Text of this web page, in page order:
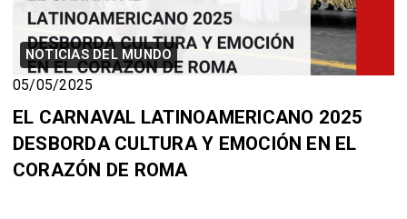
NOTICIAS DEL MUNDO
05/05/2025
EL CARNAVAL LATINOAMERICANO 2025
DESBORDA CULTURA Y EMOCIÓN EN EL
CORAZÓN DE ROMA